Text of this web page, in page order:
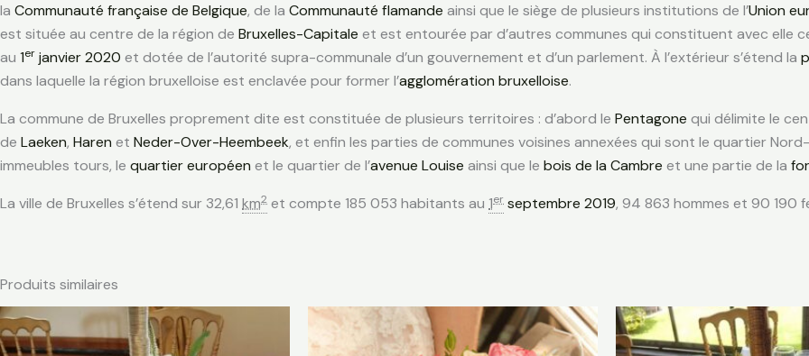
la Communauté française de Belgique, de la Communauté flamande ainsi que le siège de plusieurs institutions de l’Union
est située au centre de la région de Bruxelles-Capitale et est entourée par d’autres communes qui constituent avec elle
au 1er janvier2020 et dotée de l’autorité supra-communale d’un gouvernement et d’un parlement. À l’extérieur s’étend la
dans laquelle la région bruxelloise est enclavée pour former l’agglomération bruxelloise.
La commune de Bruxelles proprement dite est constituée de plusieurs territoires : d’abord le Pentagone qui délimite le
de Laeken, Haren et Neder-Over-Heembeek, et enfin les parties de communes voisines annexées qui sont le quartier
immeubles tours, le quartier européen et le quartier de l’avenue Louise ainsi que le bois de la Cambre et une partie de la
La ville de Bruxelles s’étend sur 32,61 km2 et compte 185 053 habitants au 1er septembre 2019, 94 863 hommes et 90 190
Produits similaires